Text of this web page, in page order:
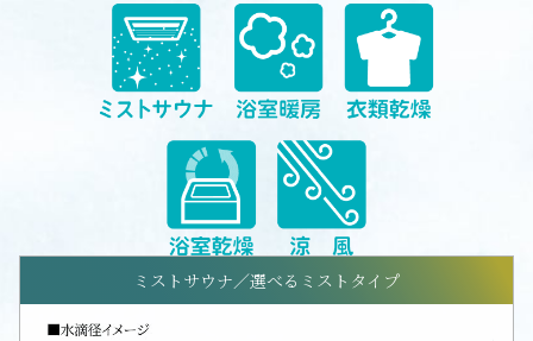
ミストサウナ／選べるミストタイプ